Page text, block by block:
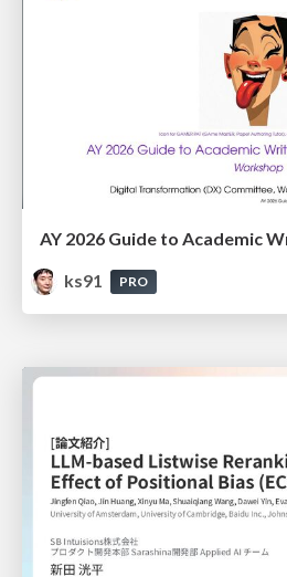
ks91
PRO